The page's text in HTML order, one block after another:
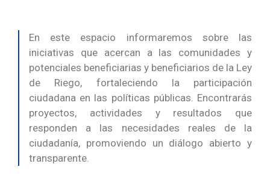
En este espacio informaremos sobre las
iniciativas que acercan a las comunidades y
potenciales beneficiarias y beneficiarios de la Ley
de Riego, fortaleciendo la participación
ciudadana en las políticas públicas. Encontrarás
proyectos, actividades y resultados que
responden a las necesidades reales de la
ciudadanía, promoviendo un diálogo abierto y
transparente.